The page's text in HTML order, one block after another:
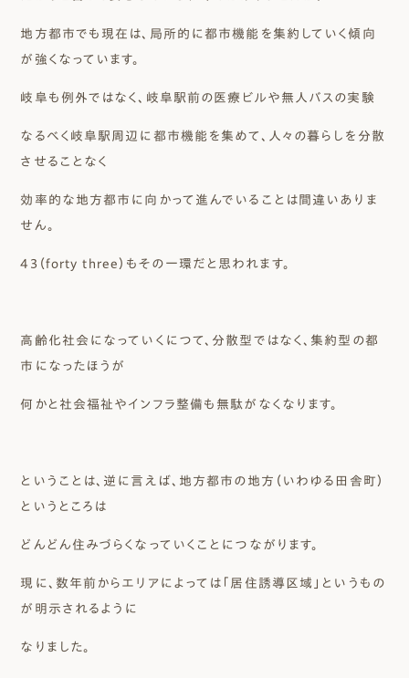
地方都市でも現在は、局所的に都市機能を集約していく傾向
が強くなっています。
岐阜も例外ではなく、岐阜駅前の医療ビルや無人バスの実験
なるべく岐阜駅周辺に都市機能を集めて、人々の暮らしを分散
させることなく
効率的な地方都市に向かって進んでいることは間違いありま
せん。
43（forty three）もその一環だと思われます。
高齢化社会になっていくにつて、分散型ではなく、集約型の都
市になったほうが
何かと社会福祉やインフラ整備も無駄がなくなります。
ということは、逆に言えば、地方都市の地方（いわゆる田舎町）
というところは
どんどん住みづらくなっていくことにつながります。
現に、数年前からエリアによっては「居住誘導区域」というもの
が明示されるように
なりました。